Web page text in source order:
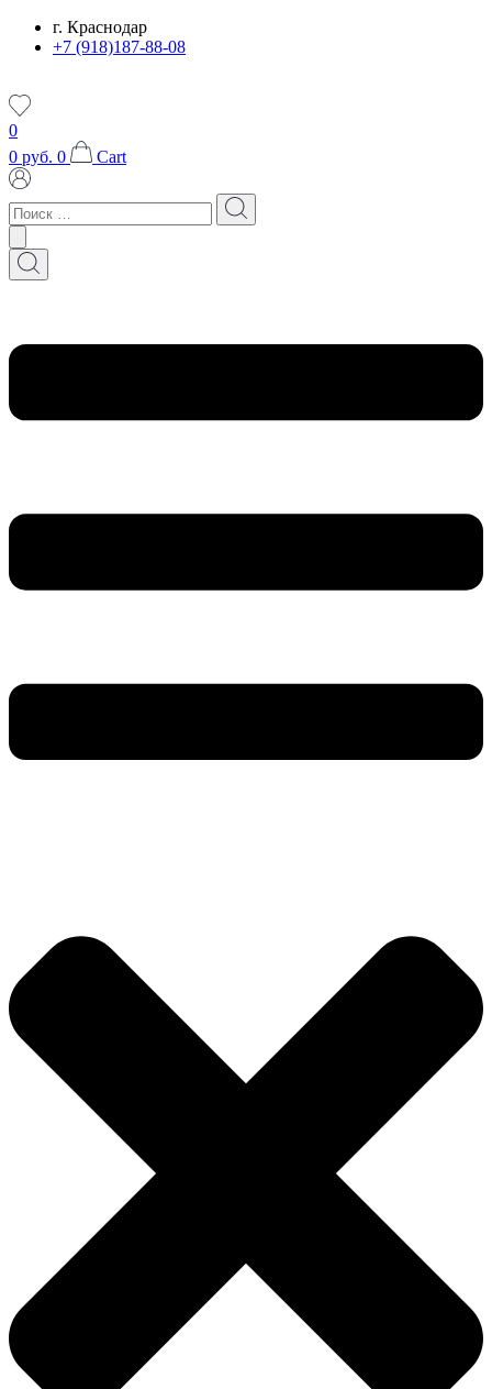
Перейтиг. Краснодар
+7 (918)187-88-08
0
0 руб. 0 Cart